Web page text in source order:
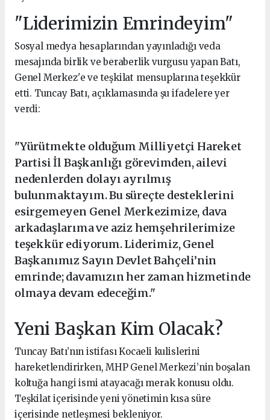
"Liderimizin Emrindeyim"
Sosyal medya hesaplarından yayınladığı veda
mesajında birlik ve beraberlik vurgusu yapan Batı,
Genel Merkez'e ve teşkilat mensuplarına teşekkür
etti. Tuncay Batı, açıklamasında şu ifadelere yer
verdi:
"Yürütmekte olduğum Milliyetçi Hareket
Partisi İl Başkanlığı görevimden, ailevi
nedenlerden dolayı ayrılmış
bulunmaktayım. Bu süreçte desteklerini
esirgemeyen Genel Merkezimize, dava
arkadaşlarıma ve aziz hemşehrilerimize
teşekkür ediyorum. Liderimiz, Genel
Başkanımız Sayın Devlet Bahçeli’nin
emrinde; davamızın her zaman hizmetinde
olmaya devam edeceğim."
Yeni Başkan Kim Olacak?
Tuncay Batı’nın istifası Kocaeli kulislerini
hareketlendirirken, MHP Genel Merkezi’nin boşalan
koltuğa hangi ismi atayacağı merak konusu oldu.
Teşkilat içerisinde yeni yönetimin kısa süre
içerisinde netleşmesi bekleniyor.